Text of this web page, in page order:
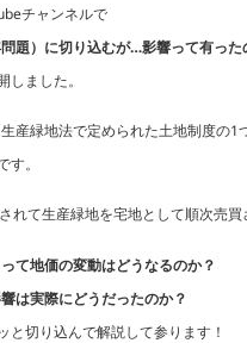
チャンネルで
問題）に切り込むが…影響って有っ
しました。
産緑地法で定められた土地制度の
す。
れて生産緑地を宅地として順次売買
て地価の変動はどうなるのか？
は実際にどうだったのか？
と切り込んで解説して参ります！